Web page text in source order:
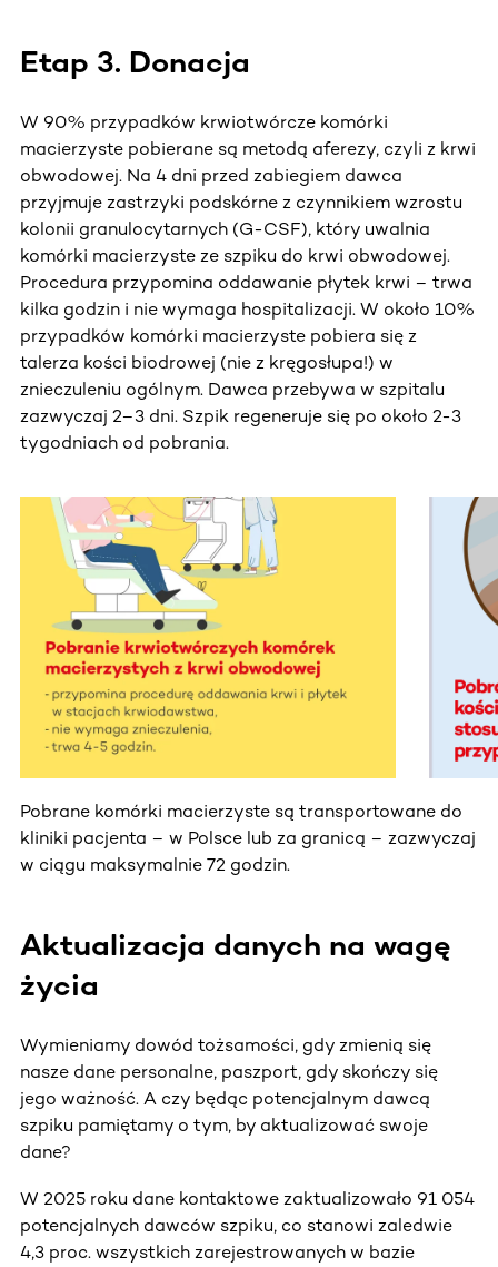
Etap 3. Donacja
W 90% przypadków krwiotwórcze komórki
macierzyste pobierane są metodą aferezy, czyli z krwi
obwodowej. Na 4 dni przed zabiegiem dawca
przyjmuje zastrzyki podskórne z czynnikiem wzrostu
kolonii granulocytarnych (G-CSF), który uwalnia
komórki macierzyste ze szpiku do krwi obwodowej.
Procedura przypomina oddawanie płytek krwi – trwa
kilka godzin i nie wymaga hospitalizacji. W około 10%
przypadków komórki macierzyste pobiera się z
talerza kości biodrowej (nie z kręgosłupa!) w
znieczuleniu ogólnym. Dawca przebywa w szpitalu
zazwyczaj 2–3 dni. Szpik regeneruje się po około 2-3
tygodniach od pobrania.
Ta sekcja zawiera treści przewijane w poziomie. Użyj
Pobrane komórki macierzyste są transportowane do
kliniki pacjenta – w Polsce lub za granicą – zazwyczaj
w ciągu maksymalnie 72 godzin.
Aktualizacja danych na wagę
życia
Wymieniamy dowód tożsamości, gdy zmienią się
nasze dane personalne, paszport, gdy skończy się
jego ważność. A czy będąc potencjalnym dawcą
szpiku pamiętamy o tym, by aktualizować swoje
dane?
W 2025 roku dane kontaktowe zaktualizowało 91 054
potencjalnych dawców szpiku, co stanowi zaledwie
4,3 proc. wszystkich zarejestrowanych w bazie